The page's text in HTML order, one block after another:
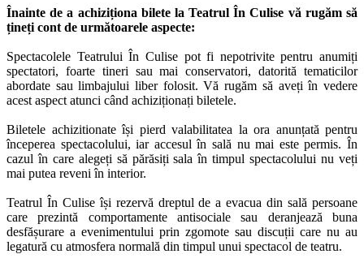
Înainte de a achiziționa bilete la Teatrul În Culise vă rugăm să
țineți cont de următoarele aspecte:
Spectacolele Teatrului În Culise pot fi nepotrivite pentru anumiți
spectatori, foarte tineri sau mai conservatori, datorită tematicilor
abordate sau limbajului liber folosit. Vă rugăm să aveți în vedere
acest aspect atunci când achiziționați biletele.
Biletele achizitionate își pierd valabilitatea la ora anunțată pentru
începerea spectacolului, iar accesul în sală nu mai este permis. În
cazul în care alegeți să părăsiți sala în timpul spectacolului nu veți
mai putea reveni în interior.
Teatrul În Culise își rezervă dreptul de a evacua din sală persoane
care prezintă comportamente antisociale sau deranjează buna
desfășurare a evenimentului prin zgomote sau discuții care nu au
legatură cu atmosfera normală din timpul unui spectacol de teatru.